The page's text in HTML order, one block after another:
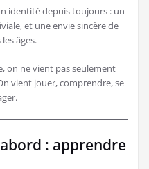
identité depuis toujours : un
et une envie sincère de
âges.
on ne vient pas seulement
vient jouer, comprendre, se
: apprendre